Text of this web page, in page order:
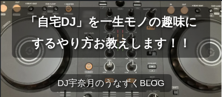
「自宅DJ」を一生モノの趣味に
するやり方お教えします！！
DJ宇奈月のうなずくBLOG